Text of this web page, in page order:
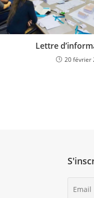
Lettre
20 février